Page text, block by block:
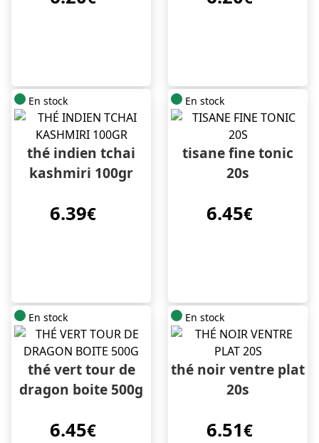
En stock
thé indien tchai
kashmiri 100gr
6.39€
En stock
tisane fine tonic
20s
6.45€
En stock
thé vert tour de
dragon boite 500g
6.45€
En stock
thé noir ventre plat
20s
6.51€